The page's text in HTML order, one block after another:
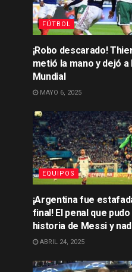
FÚTBOL
¡Robo descarado!
metió la mano y dejó a
Mundial
MAYO 6, 2025
EQUIPOS
¡Argentina fue
final! El penal que
historia de Messi y
ABRIL 24, 2025